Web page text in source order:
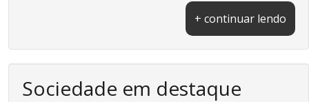
+ continuar lendo
Sociedade em destaque